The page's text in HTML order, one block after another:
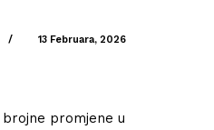
/ 13 Februara, 2026
promjene u